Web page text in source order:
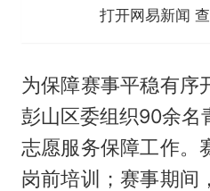
打开网易新闻
为保障赛事平稳有序
彭山区委组织90余名
志愿服务保障工作。
岗前培训；赛事期间